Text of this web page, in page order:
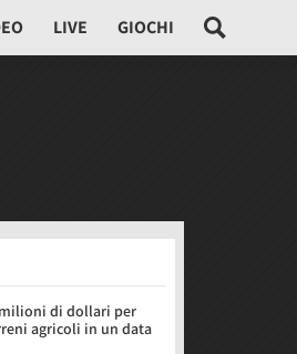
LIVE GIOCHI
di dollari per
agricoli in un data